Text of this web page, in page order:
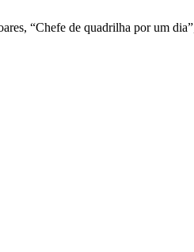
“Chefe de quadrilha por um